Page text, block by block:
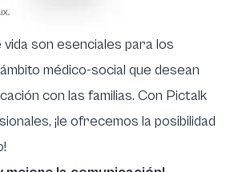
son esenciales para los
médico-social que desean
con las familias. Con Pictalk
¡le ofrecemos la posibilidad